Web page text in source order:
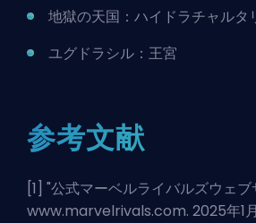
地獄の天国：ハイドラチャルタ
ユグドラシル：王宮
参考文献
[1] "公式マーベルライバルズウェブ
www.marvelrivals.com. 2025年1